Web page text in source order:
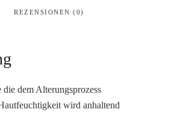
REZENSIONEN (0)
dem Alterungsprozess
wird anhaltend